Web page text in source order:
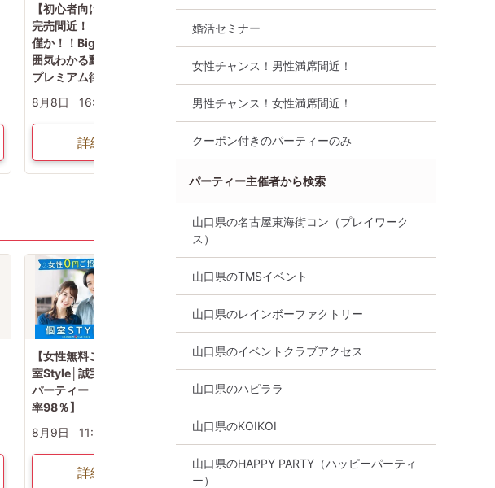
【初心者向け☆】まもなく！
完売間近！！男性・女性残り
僅か！！Bigチャンス！！【雰
囲気わかる動画紹介中】週末
プレミアム街コン
8月8日
16:00〜
詳細を見る
20代コン山口【20～29歳の
男女・料理☆飲放題付・連絡
加も大歓迎
8月8日
19:00〜 山口市
詳細を見る
アラサー限定コ
8月8日
【女性無料ご招待/周南市】個
室Style│誠実な方限定の婚活
パーティー【お一人での参加
率98％】
8月9日
11:00〜
詳細を見る
【女性無料ご招待/山口市】個
室Style│誠実な方限定の婚活
パーティー【お一人での参加
率98％】
8月30日
15:00〜
詳細を見る
室Style│誠実な方
率98％】
婚活セミナー
女性チャンス！男性満席間近！
男性チャンス！女性満席間近！
クーポン付きのパーティーのみ
パーティー主催者から検索
山口県の名古屋東海街コン（プレイワーク
ス）
山口県のTMSイベント
山口県のレインボーファクトリー
山口県のイベントクラブアクセス
山口県のハピララ
山口県のKOIKOI
山口県のHAPPY PARTY（ハッピーパーティ
ー）